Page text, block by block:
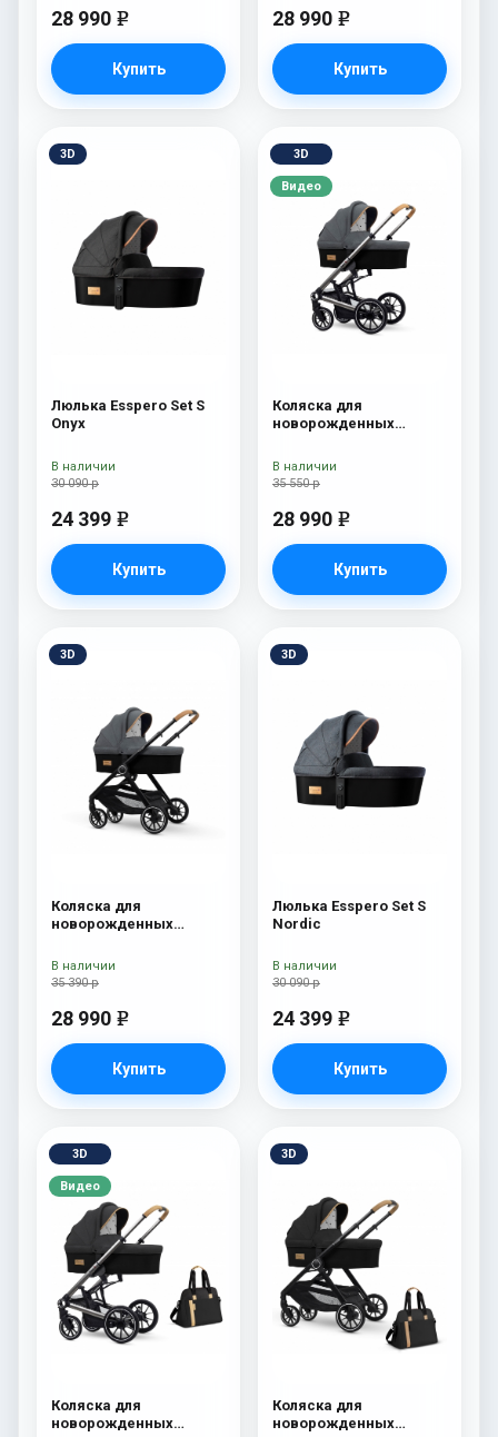
28 990 e
Купить
28 990 e
Купить
3D
Люлька Esspero Set S
Onyx
30 090 р
24 399 e
Купить
В наличии
3D
Видео
Коляска для
новорожденных
35 550 р
28 990 e
Купить
В наличии
3D
Коляска для
новорожденных
35 390 р
28 990 e
Купить
В наличии
3D
Люлька Esspero Set S
Nordic
30 090 р
24 399 e
Купить
В наличии
3D
Видео
Коляска для
новорожденных
3D
Коляска для
новорожденных